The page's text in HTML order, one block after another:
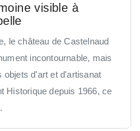
visible à
le château de Castelnaud
incontournable, mais
objets d'art et d'artisanat
Historique depuis 1966, ce